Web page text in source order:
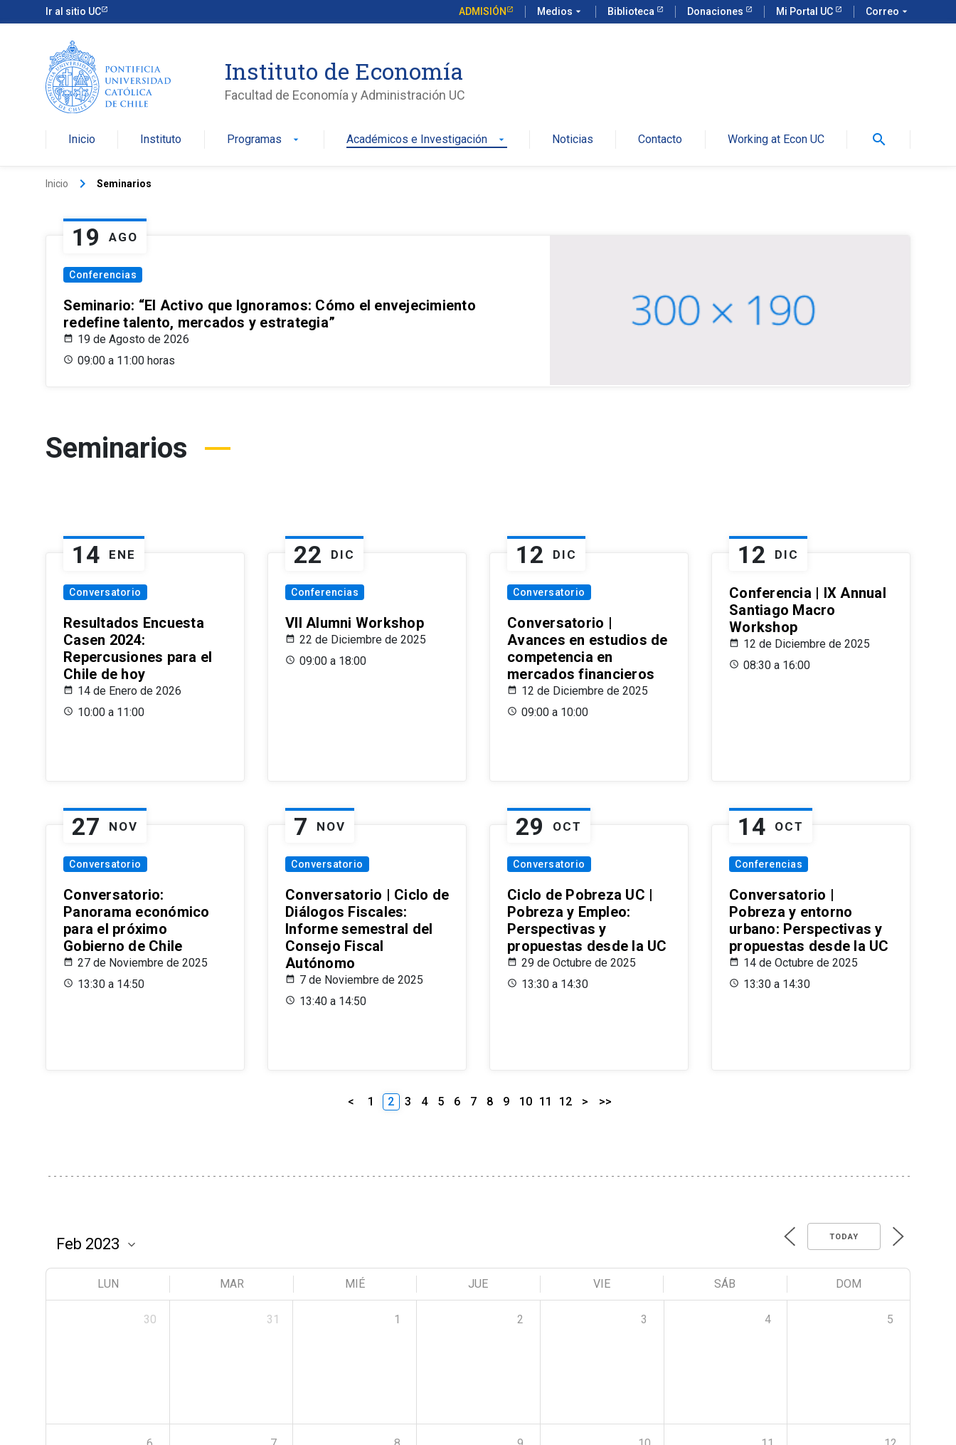
Ir al sitio UC ADMISIÓN Medios arrow_drop_down Biblioteca Donaciones Mi Portal UC Correo arrow_drop_down
Instituto de Economía
Facultad de Economía y Administración UC
Inicio Instituto Programas arrow_drop_down Académicos e Investigación arrow_drop_down Noticias Contacto Working at Econ UC search
Inicio keyboard_arrow_right Seminarios
19 AGO
Conferencias
Seminario: “El Activo que Ignoramos: Cómo el envejecimiento
redefine talento, mercados y estrategia”
19 de Agosto de 2026
09:00 a 11:00 horas
Seminarios
14 ENE
Conversatorio
Resultados Encuesta
Casen 2024:
Repercusiones para el
Chile de hoy
14 de Enero de 2026
10:00 a 11:00
22 DIC
Conferencias
VII Alumni Workshop
22 de Diciembre de 2025
09:00 a 18:00
12 DIC
Conversatorio
Conversatorio |
Avances en estudios de
competencia en
mercados financieros
12 de Diciembre de 2025
09:00 a 10:00
12 DIC
Conferencia | IX Annual
Santiago Macro
Workshop
12 de Diciembre de 2025
08:30 a 16:00
27 NOV
Conversatorio
Conversatorio:
Panorama económico
para el próximo
Gobierno de Chile
27 de Noviembre de 2025
13:30 a 14:50
7 NOV
Conversatorio
Conversatorio | Ciclo de
Diálogos Fiscales:
Informe semestral del
Consejo Fiscal
Autónomo
7 de Noviembre de 2025
13:40 a 14:50
29 OCT
Conversatorio
Ciclo de Pobreza UC |
Pobreza y Empleo:
Perspectivas y
propuestas desde la UC
29 de Octubre de 2025
13:30 a 14:30
14 OCT
Conferencias
Conversatorio |
Pobreza y entorno
urbano: Perspectivas y
propuestas desde la UC
14 de Octubre de 2025
13:30 a 14:30
< 1 2 3 4 5 6 7 8 9 10 11 12 > >>
TODAY
LUN MAR MIÉ JUE VIE SÁB DOM
30 31 1 2 3 4 5